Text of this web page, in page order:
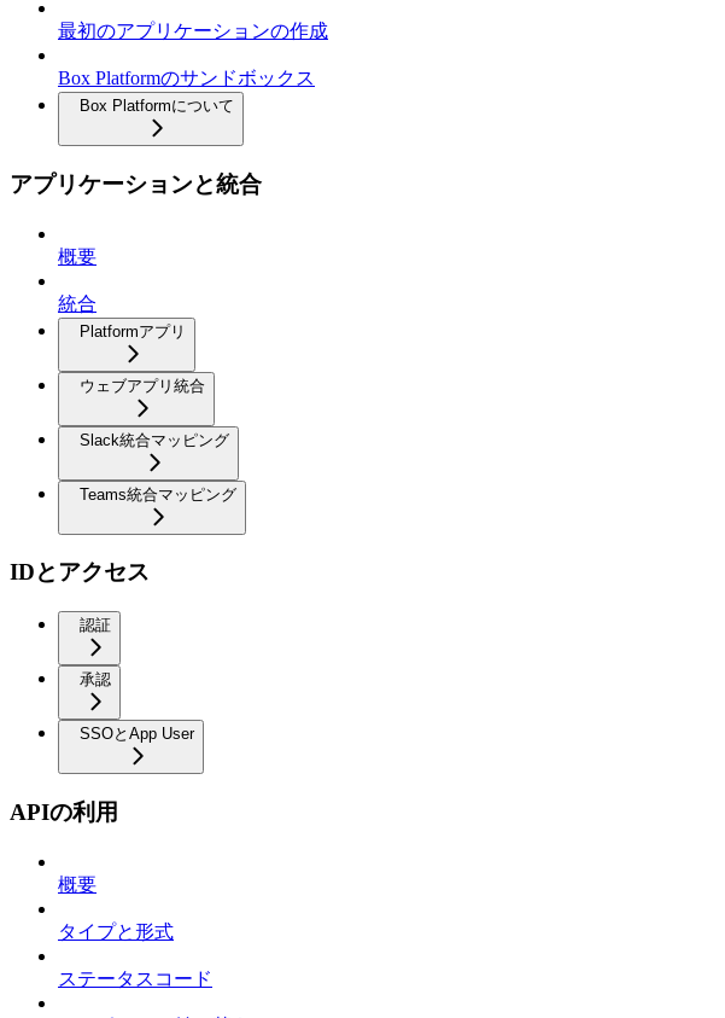
最初のアプリケーションの作成
Box Platformのサンドボックス
Box Platformについて
アプリケーションと統合
概要
統合
Platformアプリ
ウェブアプリ統合
Slack統合マッピング
Teams統合マッピング
IDとアクセス
認証
承認
SSOとApp User
APIの利用
概要
タイプと形式
ステータスコード